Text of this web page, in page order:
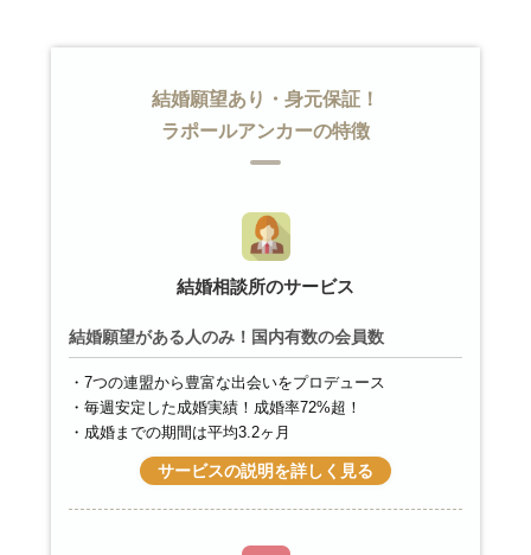
結婚願望あり・身元保証！
ラポールアンカーの特徴
結婚相談所のサービス
結婚願望がある人のみ！国内有数の会員数
7つの連盟から豊富な出会いをプロデュース
毎週安定した成婚実績！成婚率72%超！
成婚までの期間は平均3.2ヶ月
サービスの説明を詳しく見る